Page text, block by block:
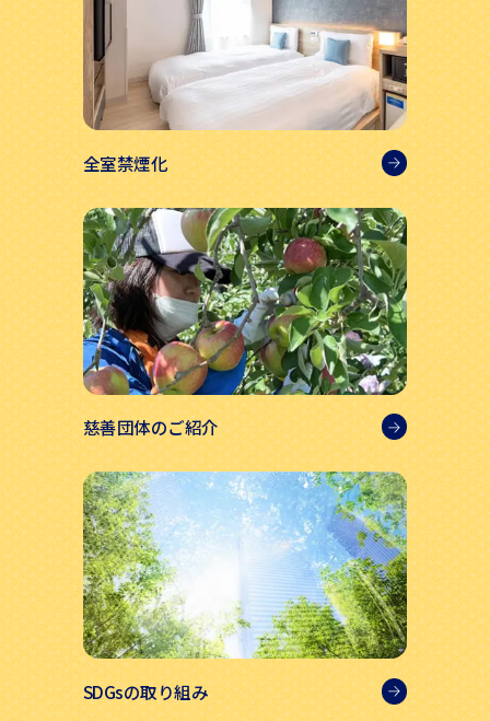
全室禁煙化
慈善団体のご紹介
SDGsの取り組み